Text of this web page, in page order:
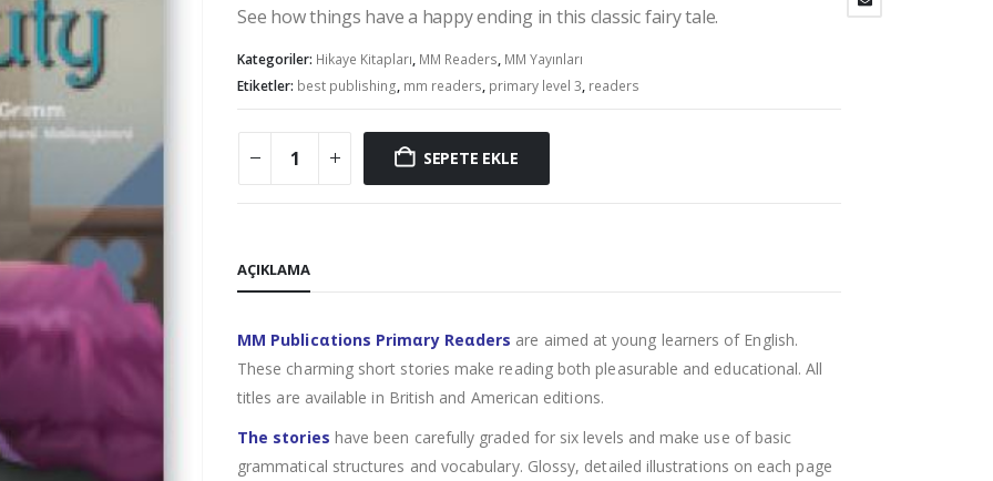
See how things have a happy ending in this classic fairy tale.
Kategoriler: Hikaye Kitapları, MM Readers, MM Yayınları
Etiketler: best publishing, mm readers, primary level 3, readers
SEPETE EKLE
AÇIKLAMA
MM Publicαtions Primαry Reαders are aimed at young learners of English.
These charming short stories make reading both pleasurable and educational. All
titles are available in British and American editions.
The stories have been carefully graded for six levels and make use of basic
grammatical structures and vocabulary. Glossy, detailed illustrations on each page